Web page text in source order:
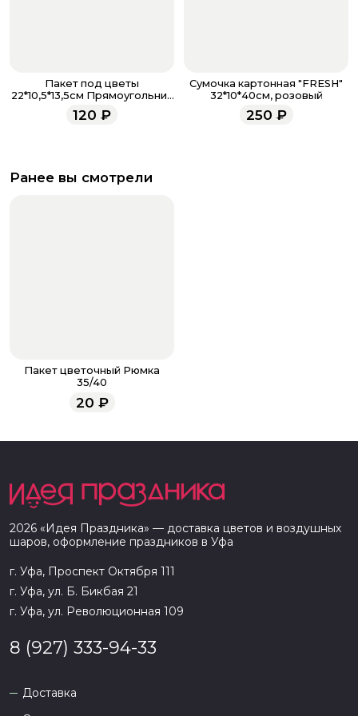
Пакет под цветы
22*10,5*13,5см Прямоугольник
Фуксия с пластиковой ручкой
120 ₽
Сумочка картонная "FRESH"
32*10*40см, розовый
250 ₽
Ранее вы смотрели
Пакет цветочный Рюмка
35/40
20 ₽
2026 «Идея Праздника» — доставка цветов и воздушных
шаров, оформление праздников в Уфа
г. Уфа, Проспект Октября 111
г. Уфа, ул. Б. Бикбая 21
г. Уфа, ул. Революционная 109
8 (927) 333-94-33
Доставка